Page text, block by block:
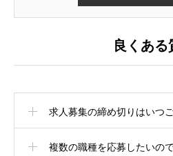
良くある
求人募集の締め切りはいつ
複数の職種を応募したいの